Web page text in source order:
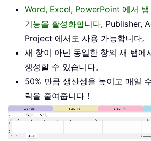
Word, Excel, PowerPoint 에서 탭
기능을 활성화합니다, Publisher,
Project 에서도 사용 가능합니다。
새 창이 아닌 동일한 창의 새 탭에
생성할 수 있습니다。
50% 만큼 생산성을 높이고 매일
릭을 줄여줍니다！